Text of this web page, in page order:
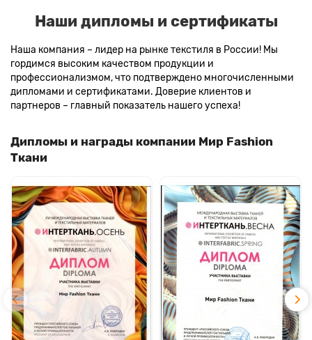
Наши дипломы и сертификаты
Наша компания – лидер на рынке текстиля в России! Мы
гордимся высоким качеством продукции и
профессионализмом, что подтверждено многочисленными
дипломами и сертификатами. Доверие клиентов и
партнеров – главный показатель нашего успеха!
Дипломы и награды компании Мир Fashion
Ткани